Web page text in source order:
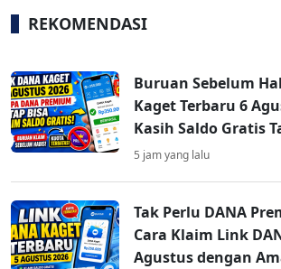
REKOMENDASI
Buruan Sebelum
Kaget Terbaru 6
Kasih Saldo Gratis
5 jam yang lalu
Tak Perlu DANA
Cara Klaim Link
Agustus dengan